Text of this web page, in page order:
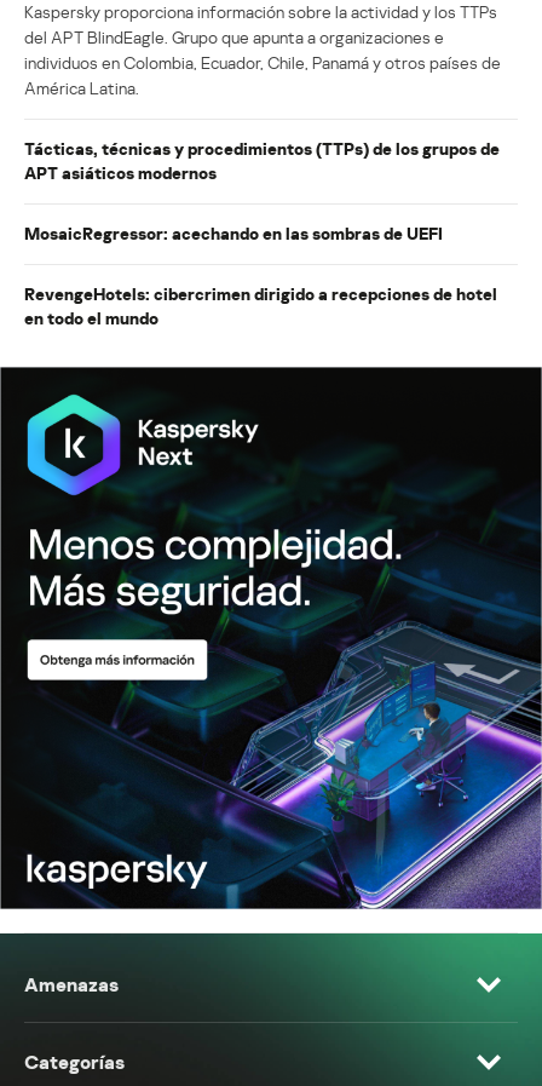
Kaspersky proporciona información sobre la actividad y los TTPs
del APT BlindEagle. Grupo que apunta a organizaciones e
individuos en Colombia, Ecuador, Chile, Panamá y otros países de
América Latina.
Tácticas, técnicas y procedimientos (TTPs) de los grupos de
APT asiáticos modernos
MosaicRegressor: acechando en las sombras de UEFI
RevengeHotels: cibercrimen dirigido a recepciones de hotel
en todo el mundo
Amenazas
Categorías